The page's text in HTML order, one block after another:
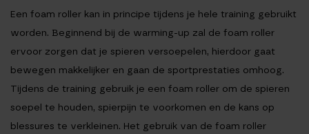
Een foam roller kan in principe tijdens je hele training gebruikt
worden. Beginnend bij de warming-up zal de foam roller
ervoor zorgen dat je spieren versoepelen, hierdoor gaat
bewegen makkelijker en gaan de sportprestaties omhoog.
Tijdens de training gebruik je een foam roller om de spieren
soepel te houden, spierpijn te voorkomen en de kans op
blessures te verkleinen. Het gebruik van de foam roller